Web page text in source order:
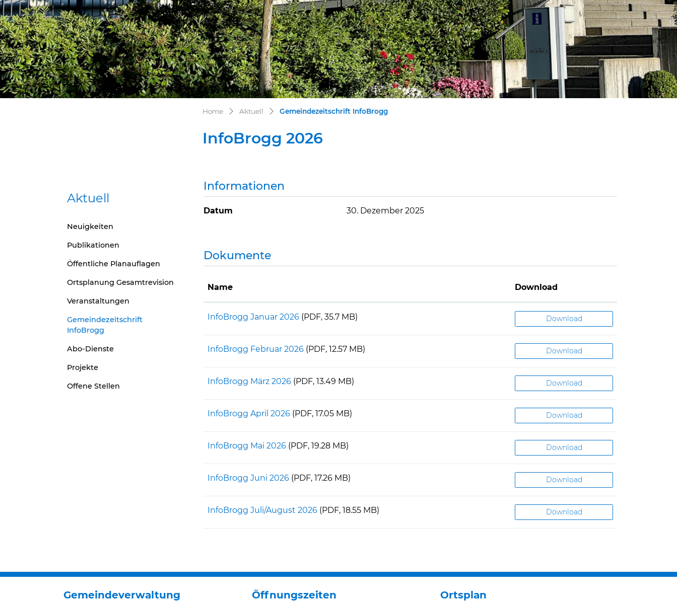
Home Aktuell Gemeindezeitschrift InfoBrogg(ausgewählt)
InfoBrogg 2026
Aktuell
Neuigkeiten
Publikationen
Öffentliche Planauflagen
Ortsplanung Gesamtrevision
Veranstaltungen
Gemeindezeitschrift
InfoBrogg
(ausgewählt)
Abo-Dienste
Projekte
Offene Stellen
Informationen
Datum 30. Dezember 2025
Dokumente
Name Download
InfoBrogg Januar 2026 (PDF, 35.7 MB) Download
InfoBrogg Februar 2026 (PDF, 12.57 MB) Download
InfoBrogg März 2026 (PDF, 13.49 MB) Download
InfoBrogg April 2026 (PDF, 17.05 MB) Download
InfoBrogg Mai 2026 (PDF, 19.28 MB) Download
InfoBrogg Juni 2026 (PDF, 17.26 MB) Download
InfoBrogg Juli/August 2026 (PDF, 18.55 MB) Download
Gemeindeverwaltung Öffnungszeiten Ortsplan